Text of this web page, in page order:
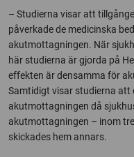
– Studierna visar att
påverkade de medicinska
akutmottagningen. När
här studierna är gjorda på
effekten är densamma för
Samtidigt visar studierna att
akutmottagningen då
akutmottagningen – inom
skickades hem annars.